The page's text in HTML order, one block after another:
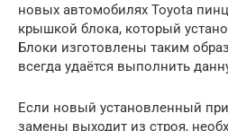
новых автомобилях Toyota
крышкой блока, который
Блоки изготовлены таким
всегда удаётся выполнить
Если новый установленный
замены выходит из строя,